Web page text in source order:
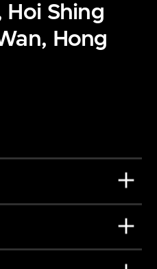
Shing
Hong